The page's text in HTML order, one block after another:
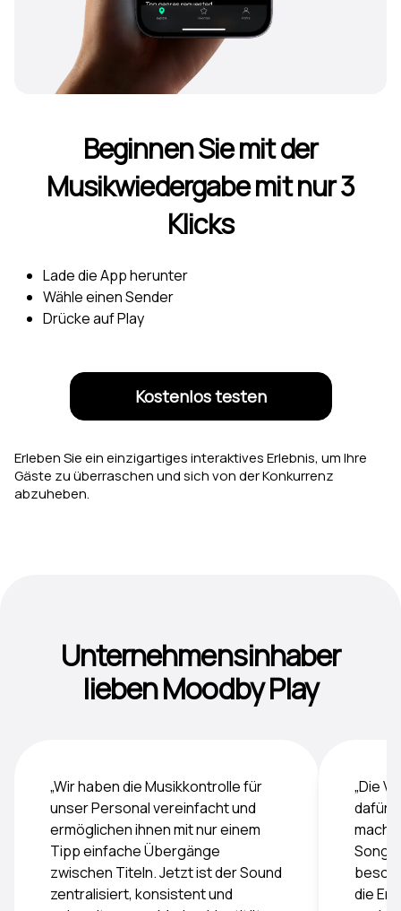
Beginnen Sie mit der
Musikwiedergabe mit nur 3
Klicks
Lade die App herunter
Wähle einen Sender
Drücke auf Play
Kostenlos testen
Erleben Sie ein einzigartiges interaktives Erlebnis, um Ihre
Gäste zu überraschen und sich von der Konkurrenz
abzuheben.
Unternehmensinhaber
lieben Moodby Play
„Wir haben die Musikkontrolle für
unser Personal vereinfacht und
ermöglichen ihnen mit nur einem
Tipp einfache Übergänge
zwischen Titeln. Jetzt ist der Sound
zentralisiert, konsistent und
„Die
dafür,
Songs
die